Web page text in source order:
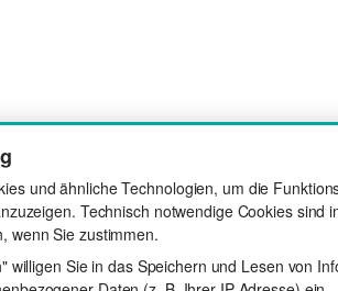
und ähnliche Technologien, um die
Technisch notwendige Cookies sind
wenn Sie zustimmen.
willigen Sie in das Speichern und Lesen von